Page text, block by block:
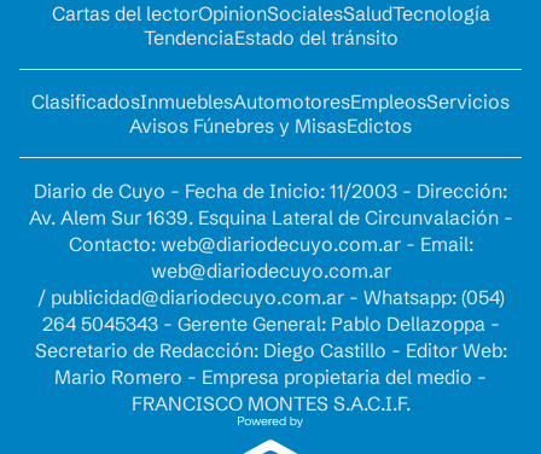
Cartas del lectorOpinionSocialesSaludTecnología
TendenciaEstado del tránsito
ClasificadosInmueblesAutomotoresEmpleosServicios
Avisos Fúnebres y MisasEdictos
Diario de Cuyo - Fecha de Inicio: 11/2003 - Dirección:
Av. Alem Sur 1639. Esquina Lateral de Circunvalación -
Contacto: web@diariodecuyo.com.ar- Email:
web@diariodecuyo.com.ar
/ publicidad@diariodecuyo.com.ar- Whatsapp: (054)
264 5045343 - Gerente General: Pablo Dellazoppa -
Secretario de Redacción: Diego Castillo - Editor Web:
Mario Romero - Empresa propietaria del medio -
FRANCISCO MONTES S.A.C.I.F.